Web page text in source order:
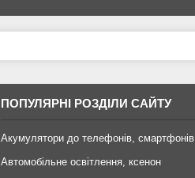
ПОПУЛЯРНІ РОЗДІЛИ САЙТУ
Акумулятори до телефонів, смартфонів
Автомобільне освітлення, ксенон